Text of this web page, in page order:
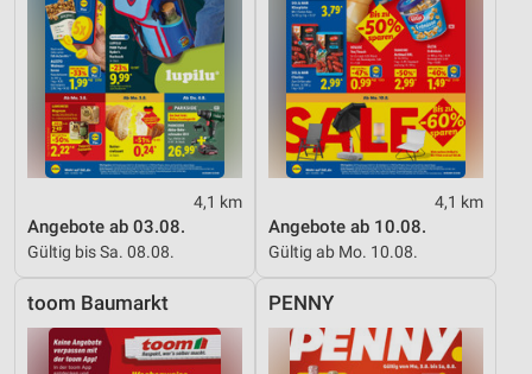
4,1 km
Angebote ab 03.08.
Gültig bis Sa. 08.08.
4,1 km
Angebote ab 10.08.
Gültig ab Mo. 10.08.
toom Baumarkt PENNY